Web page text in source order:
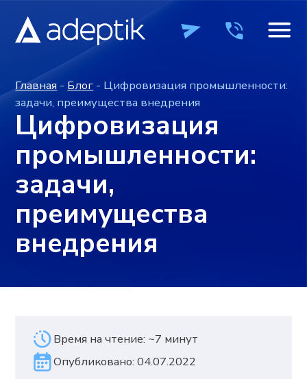
ПРОДУКТЫ КОМПАНИЯ
ПРОДУКТЫ КОМПАНИЯ
Блог- Цифровизация промышленности:
задачи, преимущества внедрения
Цифровизация
промышленности:
задачи,
преимущества
внедрения
Время на чтение: ~7 минут
Опубликовано: 04.07.2022